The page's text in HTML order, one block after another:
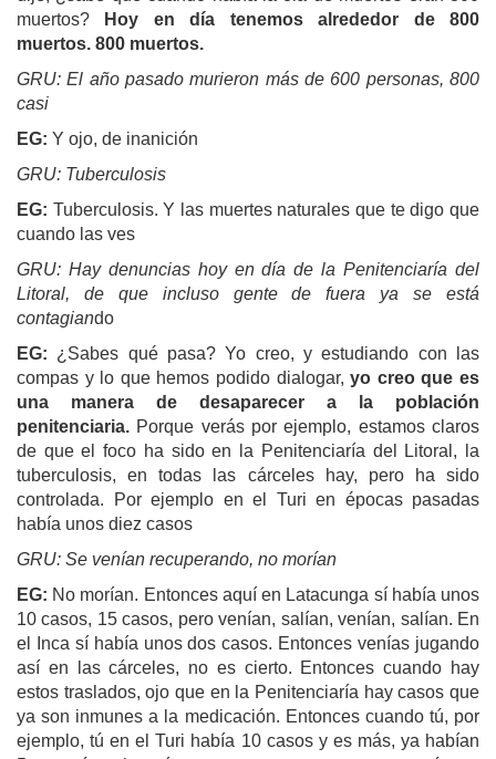
muertos?
Hoy en día tenemos alrededor de 800
muertos. 800 muertos.
GRU:El año pasado murieron más de 600 personas, 800
casi
EG: Y ojo, de inanición
GRU: Tuberculosis
EG: Tuberculosis. Y las muertes naturales que te digo que
cuando las ves
GRU: Hay denuncias hoy en día de la Penitenciaría del
Litoral, de que incluso gente de fuera ya se está
contagiando
EG: ¿Sabes qué pasa? Yo creo, y estudiando con las
compas y lo que hemos podido dialogar,yo creo que es
una manera de desaparecer a la población
penitenciaria. Porque verás por ejemplo, estamos claros
de que el foco ha sido en la Penitenciaría del Litoral, la
tuberculosis, en todas las cárceles hay, pero ha sido
controlada. Por ejemplo en el Turi en épocas pasadas
había unos diez casos
GRU: Se venían recuperando, no morían
EG: No morían. Entonces aquí en Latacunga sí había unos
10 casos, 15 casos, pero venían, salían, venían, salían. En
el Inca sí había unos dos casos. Entonces venías jugando
así en las cárceles, no es cierto. Entonces cuando hay
estos traslados, ojo que en la Penitenciaría hay casos que
ya son inmunes a la medicación. Entonces cuando tú, por
ejemplo, tú en el Turi había 10 casos y es más, ya habían